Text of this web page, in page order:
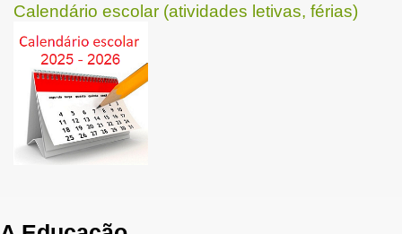
Calendário escolar (atividades letivas, férias)